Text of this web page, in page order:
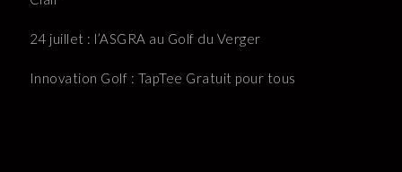
24 juillet : l’ASGRA au Golf du Verger
Innovation Golf : TapTee Gratuit pour tous